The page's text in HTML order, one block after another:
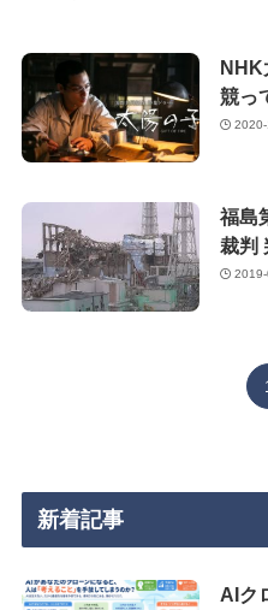
NHK
競っ
福島
裁判
2019-
新着記事
AIク